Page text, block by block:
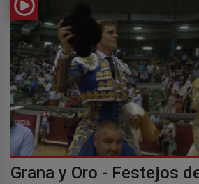
Grana y Oro - Festejos